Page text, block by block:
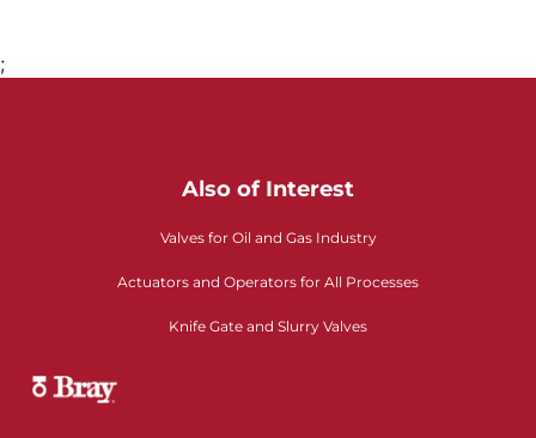
;
Also of Interest
Valves for Oil and Gas Industry
Actuators and Operators for All Processes
Knife Gate and Slurry Valves